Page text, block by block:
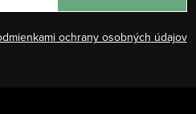
ochrany osobných údajov